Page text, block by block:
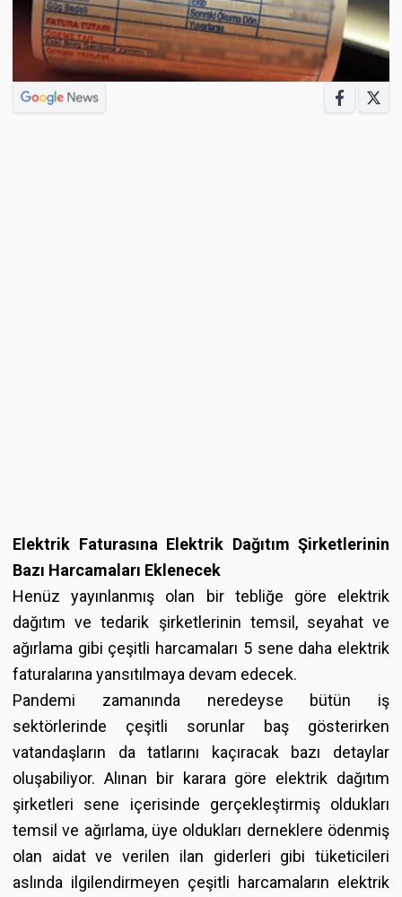
Elektrik Faturasına Elektrik Dağıtım Şirketlerinin
Bazı Harcamaları Eklenecek
Henüz yayınlanmış olan bir tebliğe göre elektrik
dağıtım ve tedarik şirketlerinin temsil, seyahat ve
ağırlama gibi çeşitli harcamaları 5 sene daha elektrik
faturalarına yansıtılmaya devam edecek.
Pandemi zamanında neredeyse bütün iş
sektörlerinde çeşitli sorunlar baş gösterirken
vatandaşların da tatlarını kaçıracak bazı detaylar
oluşabiliyor. Alınan bir karara göre elektrik dağıtım
şirketleri sene içerisinde gerçekleştirmiş oldukları
temsil ve ağırlama, üye oldukları derneklere ödenmiş
olan aidat ve verilen ilan giderleri gibi tüketicileri
aslında ilgilendirmeyen çeşitli harcamaların elektrik